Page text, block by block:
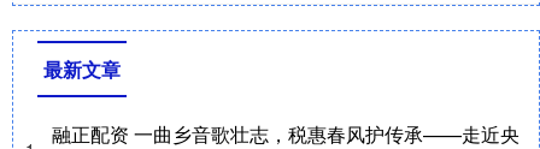
最新文章
融正配资 一曲乡音歌壮志，税惠春风护传承——走近央